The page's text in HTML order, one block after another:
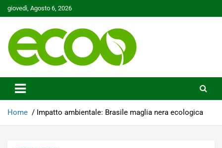
Skip
to
giovedì, Agosto 6, 2026
Ecoo.it
Home Impatto ambientale: Brasile maglia nera ecologica